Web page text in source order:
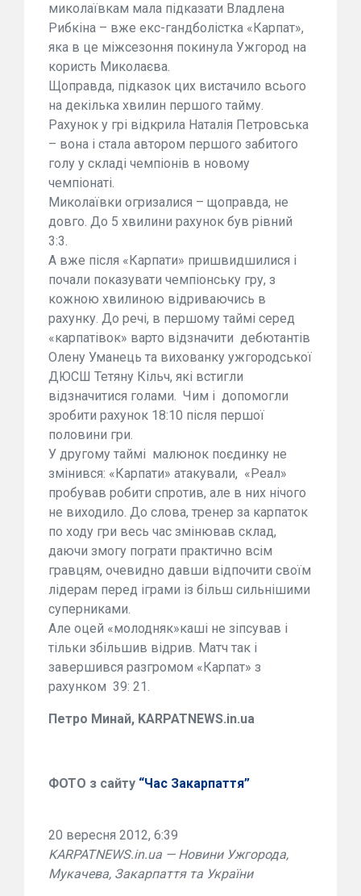
миколаївкам мала підказати Владлена
Рибкіна – вже екс-гандболістка «Карпат»,
яка в це міжсезоння покинула Ужгород на
користь Миколаєва.
Щоправда, підказок цих вистачило всього
на декілька хвилин першого тайму.
Рахунок у грі відкрила Наталія Петровська
– вона і стала автором першого забитого
голу у складі чемпіонів в новому
чемпіонаті.
Миколаївки огризалися – щоправда, не
довго. До 5 хвилини рахунок був рівний
3:3.
А вже після «Карпати» пришвидшилися і
почали показувати чемпіонську гру, з
кожною хвилиною відриваючись в
рахунку. До речі, в першому таймі серед
«карпатівок» варто відзначити дебютантів
Олену Уманець та вихованку ужгородської
ДЮСШ Тетяну Кільч, які встигли
відзначитися голами. Чим і допомогли
зробити рахунок 18:10 після першої
половини гри.
У другому таймі малюнок поєдинку не
змінився: «Карпати» атакували, «Реал»
пробував робити спротив, але в них нічого
не виходило. До слова, тренер за карпаток
по ходу гри весь час змінював склад,
даючи змогу пограти практично всім
гравцям, очевидно давши відпочити своїм
лідерам перед іграми із більш сильнішими
суперниками.
Але оцей «молодняк»каші не зіпсував і
тільки збільшив відрив. Матч так і
завершився разгромом «Карпат» з
рахунком 39: 21.
Петро Минай, KARPATNEWS.in.ua
ФОТО з сайту “Час Закарпаття”
20 вересня 2012, 6:39
KARPATNEWS.in.ua — Новини Ужгорода,
Мукачева, Закарпаття та України